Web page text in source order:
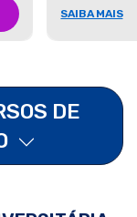
SAIBA MAIS
DE